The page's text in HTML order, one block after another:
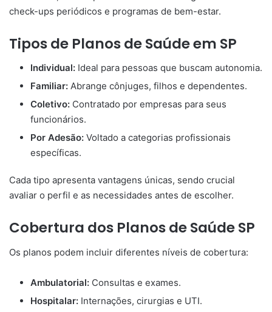
check-ups periódicos e programas de bem-estar.
Tipos de Planos de Saúde em SP
Individual: Ideal para pessoas que buscam autonomia.
Familiar: Abrange cônjuges, filhos e dependentes.
Coletivo: Contratado por empresas para seus
funcionários.
Por Adesão: Voltado a categorias profissionais
específicas.
Cada tipo apresenta vantagens únicas, sendo crucial
avaliar o perfil e as necessidades antes de escolher.
Cobertura dos Planos de Saúde SP
Os planos podem incluir diferentes níveis de cobertura:
Ambulatorial: Consultas e exames.
Hospitalar: Internações, cirurgias e UTI.